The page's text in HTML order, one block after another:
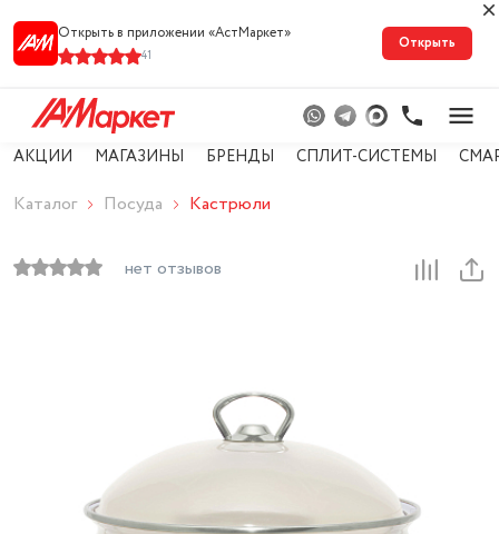
Открыть в приложении «АстМарке‪т‬»
41
Открыть
АКЦИИ МАГАЗИНЫ БРЕНДЫ СПЛИТ-СИСТЕМЫ
Каталог Посуда Кастрюли
нет отзывов